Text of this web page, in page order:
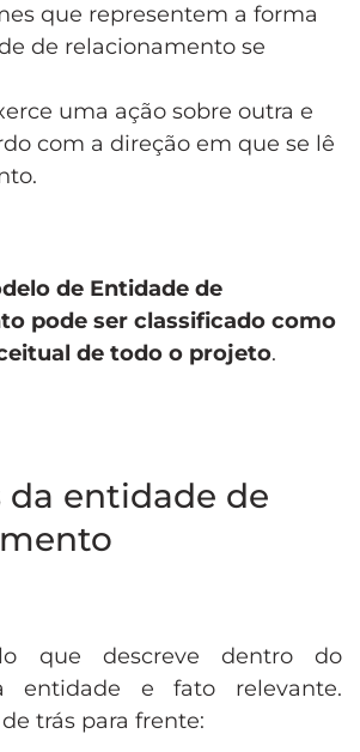
que representem a forma
de relacionamento se
uma ação sobre outra e
com a direção em que se lê
de Entidade de
pode ser classificado como
de todo o projeto.
entidade de
que descreve dentro do
entidade e fato relevante.
trás para frente: